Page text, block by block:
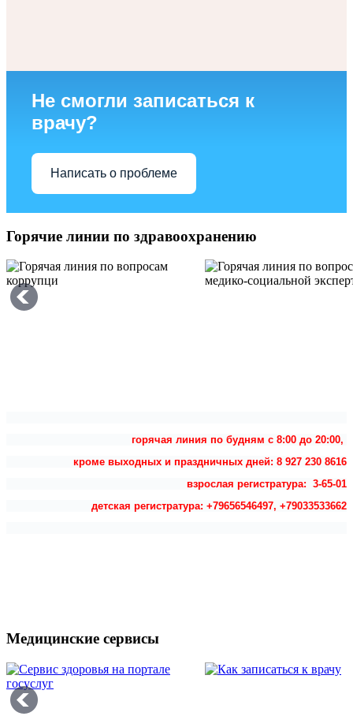
Не смогли записаться к
врачу?
Написать о проблеме
Горячие линии по здравоохранению
горячая линия по будням с 8:00 до 20:00,
кроме выходных и праздничных дней: 8 927 230 8616
взрослая регистратура: 3-65-01
детская регистратура: +79656546497, +79033533662
Медицинские сервисы